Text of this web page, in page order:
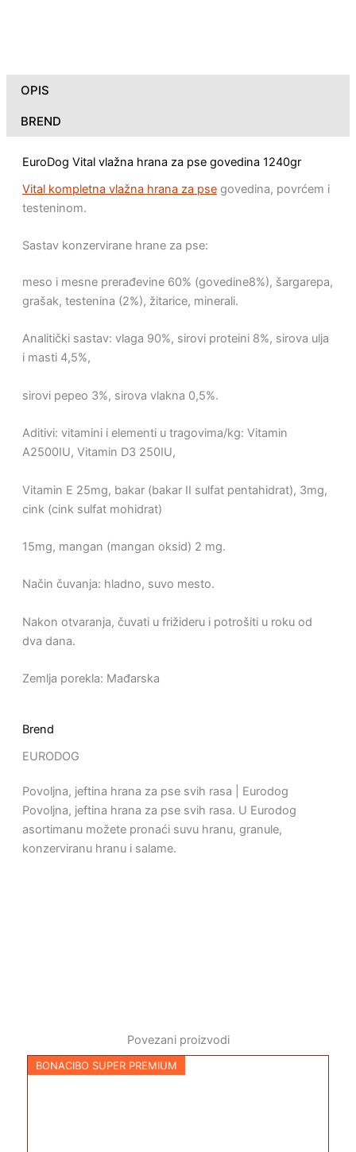
OPIS
BREND
EuroDog Vital vlažna hrana za pse govedina 1240gr
Vital kompletna vlažna hrana za psegovedina, povrćem i
testeninom.
Sastav konzervirane hrane za pse:
meso i mesne prerađevine 60% (govedine8%), šargarepa,
grašak, testenina (2%), žitarice, minerali.
Analitički sastav: vlaga 90%, sirovi proteini 8%, sirova ulja
i masti 4,5%,
sirovi pepeo 3%, sirova vlakna 0,5%.
Aditivi: vitamini i elementi u tragovima/kg: Vitamin
A2500IU, Vitamin D3 250IU,
Vitamin E 25mg, bakar (bakar II sulfat pentahidrat), 3mg,
cink (cink sulfat mohidrat)
15mg, mangan (mangan oksid) 2 mg.
Način čuvanja: hladno, suvo mesto.
Nakon otvaranja, čuvati u frižideru i potrošiti u roku od
dva dana.
Zemlja porekla: Mađarska
Brend
EURODOG
Povoljna, jeftina hrana za pse svih rasa | Eurodog
Povoljna, jeftina hrana za pse svih rasa. U Eurodog
asortimanu možete pronaći suvu hranu, granule,
konzerviranu hranu i salame.
Povezani proizvodi
BONACIBO SUPER PREMIUM